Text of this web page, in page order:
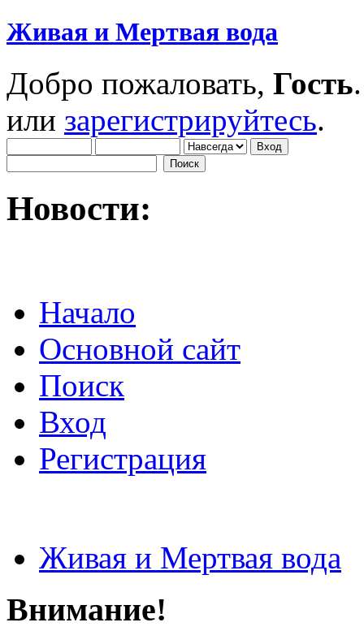
Живая и Мертвая вода
Добро пожаловать, Гость
или зарегистрируйтесь.
Новости:
Начало
Основной сайт
Поиск
Вход
Регистрация
Живая и Мертвая вода
Внимание!